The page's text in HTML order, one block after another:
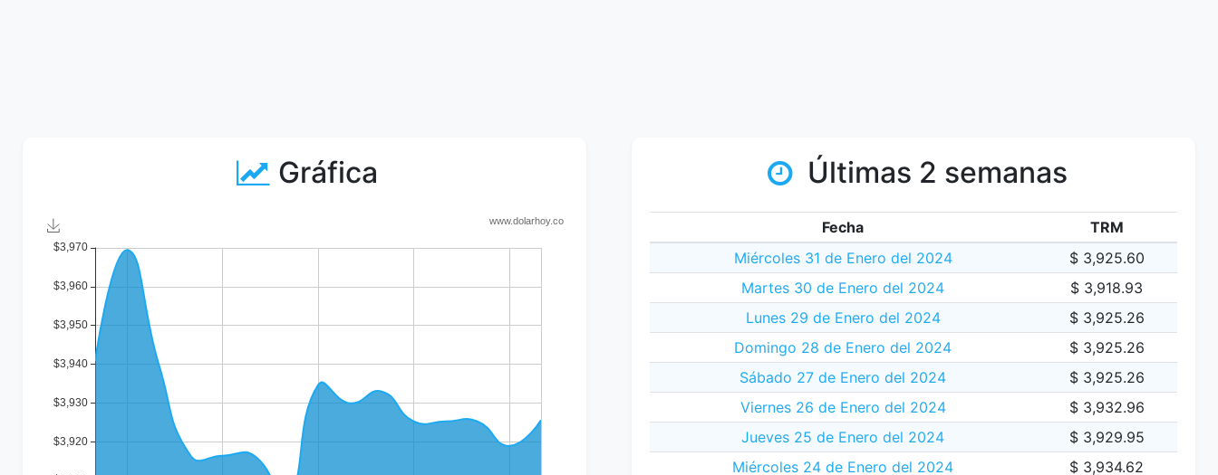
Gráfica Últimas 2 semanas
Fecha
TRM
Miércoles 31 de Enero del 2024
$ 3,925.60
Martes 30 de Enero del 2024
$ 3,918.93
Lunes 29 de Enero del 2024
$ 3,925.26
Domingo 28 de Enero del 2024
$ 3,925.26
Sábado 27 de Enero del 2024
$ 3,925.26
Viernes 26 de Enero del 2024
$ 3,932.96
Jueves 25 de Enero del 2024
$ 3,929.95
Miércoles 24 de Enero del 2024
$ 3,934.62